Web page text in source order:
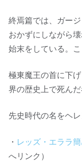
終焉篇では、ガー
おかずにしながら
始末をしている。
極東魔王の首に下
界の歴史上で死ん
先史時代の名をヘ
・ レッズ・エララ
へリンク）